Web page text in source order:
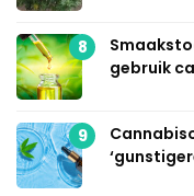
8
gebruik
9